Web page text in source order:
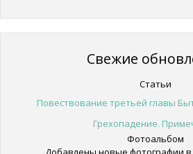
Свежие
Статьи
Повествование третьей главы
Грехопадение.
Фотоальбом